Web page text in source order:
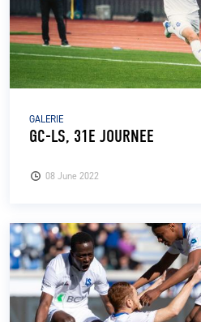
08 June 2022
GALERIE
GC-LS, 31E JOURNEE